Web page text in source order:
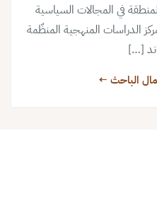
في المجالات السياسية
الدراسات المنهجية المنظّمة
[…]
الباحث ←